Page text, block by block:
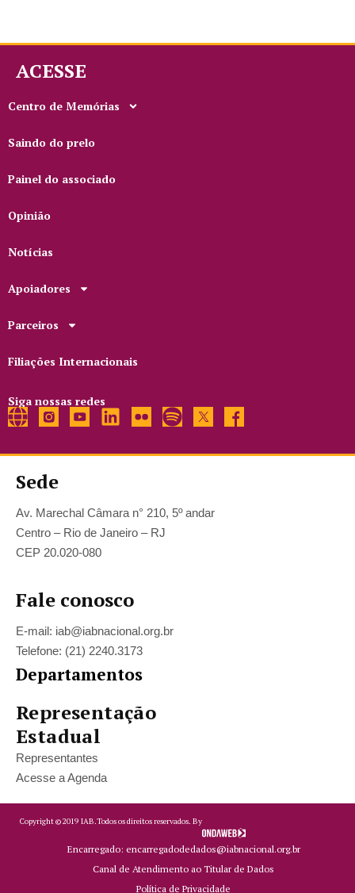
ACESSE
Centro de Memórias
Saindo do prelo
Painel do associado
Opinião
Notícias
Apoiadores
Parceiros
Filiações Internacionais
Siga nossas redes
Sede
Av. Marechal Câmara n° 210, 5º andar
Centro – Rio de Janeiro – RJ
CEP 20.020-080
Fale conosco
E-mail: iab@iabnacional.org.br
Telefone: (21) 2240.3173
Departamentos
Representação
Estadual
Representantes
Acesse a Agenda
Copyright ©2019 IAB.Todos os direitos reservados. By
Encarregado: encarregadodedados@iabnacional.org.br
Canal de Atendimento ao Titular de Dados
Política de Privacidade